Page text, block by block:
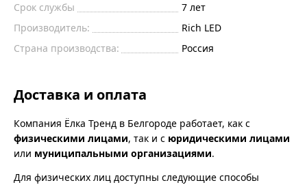
Срок службы
7 лет
Производитель:
Rich LED
Страна производства:
Россия
Доставка и оплата
Компания Ёлка Тренд в Белгороде работает, как с
физическими лицами, так и с юридическими лицами
или муниципальными организациями.
Для физических лиц доступны следующие способы